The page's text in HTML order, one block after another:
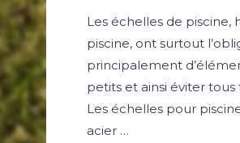
Les échelles de piscine,
piscine, ont surtout
principalement
petits et ainsi éviter
Les échelles pour
acier …